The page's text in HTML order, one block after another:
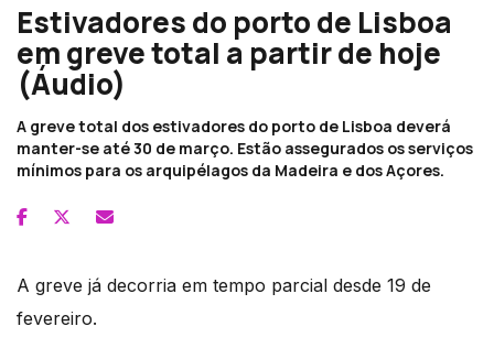
Estivadores do porto de Lisboa
em greve total a partir de hoje
(Áudio)
A greve total dos estivadores do porto de Lisboa deverá
manter-se até 30 de março. Estão assegurados os serviços
mínimos para os arquipélagos da Madeira e dos Açores.
A greve já decorria em tempo parcial desde 19 de
fevereiro.